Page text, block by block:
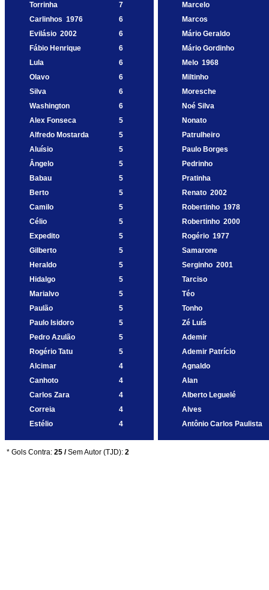
Torrinha
7
Marcelo
Carlinhos 1976 6
Marcos
Evilásio 2002 6
Mário Geraldo
Fábio Henrique
6
Mário Gordinho
Lula
6 Melo 1968
Olavo
6
Miltinho
Silva
6
Moresche
Washington
6
Noé Silva
Alex Fonseca
5
Nonato
Alfredo Mostarda
5
Patrulheiro
Aluísio
5
Paulo Borges
Ângelo
5
Pedrinho
Babau
5
Pratinha
Berto
5 Renato 2002
Camilo
5 Robertinho 1978
Célio
5 Robertinho 2000
Expedito
5 Rogério 1977
Gilberto
5
Samarone
Heraldo
5 Serginho 2001
Hidalgo
5
Tarciso
Marialvo
5
Téo
Paulão
5
Tonho
Paulo Isidoro
5
Zé Luís
Pedro Azulão
5
Ademir
Rogério Tatu
5
Ademir Patrício
Alcimar
4
Agnaldo
Canhoto
4
Alan
Carlos Zara
4
Alberto Leguelé
Correia
4
Alves
Estélio
4 Antônio Carlos Paulista
* Gols Contra: 25 /Sem Autor (TJD): 2